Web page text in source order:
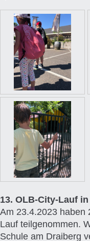
13. OLB-City-Lauf
Am 23.4.2023 haben
Lauf teilgenommen.
Schule am Draiberg